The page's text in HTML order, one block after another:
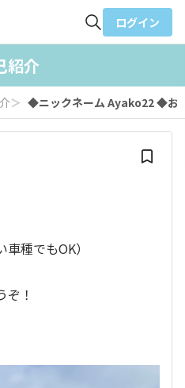
検索
ログイン
紹介
＞ ◆ニックネーム Ayako22 ◆お
種でもOK）
！